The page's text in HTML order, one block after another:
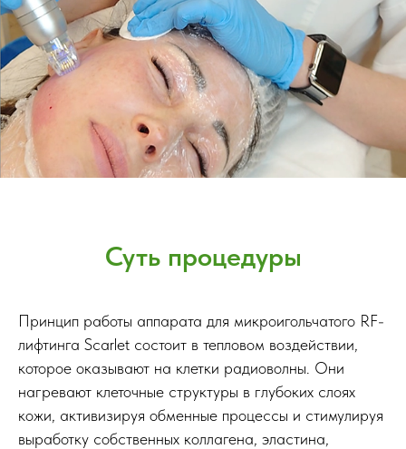
Суть процедуры
Принцип работы аппарата для микроигольчатого RF-
лифтинга Scarlet состоит в тепловом воздействии,
которое оказывают на клетки радиоволны. Они
нагревают клеточные структуры в глубоких слоях
кожи, активизируя обменные процессы и стимулируя
выработку собственных коллагена, эластина,